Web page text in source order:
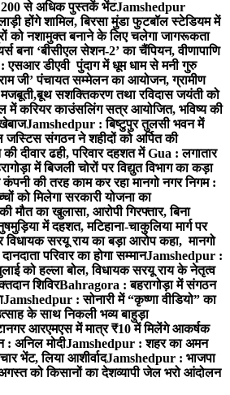
200 से अधिक पुस्तकें भेंटJamshedpur
होंगे शामिल, बिरसा मुंडा फुटबॉल स्टेडियम में
को नशामुक्त बनाने के लिए चलेगा जागरूकता
बना ‘बीसीएल सेशन-2’ का चैंपियन, वीणापाणि
एसआर डीएवी पुंदाग में धूम धाम से मनी गुरु
जी’ पंचायत सम्मेलन का आयोजन, ग्रामीण
सशक्तिकरण तथा रविदास जयंती को
में करियर काउंसलिंग सत्र आयोजित, भविष्य की
Jamshedpur : बिष्टुपुर तुलसी भवन में
संगठन ने शहीदों को अर्पित की
दीवार ढही, परिवार दहशत मेंGua : लगातार
में बिजली चोरों पर विद्युत विभाग का कड़ा
की तरह काम कर रहा मानगो नगर निगम :
को मिलेगा सरकारी योजना का
का खुलासा, आरोपी गिरफ्तार, बिना
में दहशत, मटिहाना-चाकुलिया मार्ग पर
सरयू राय का बड़ा आरोप कहा, मानगो
परिवार का होगा सम्मानJamshedpur :
को हल्ला बोल, विधायक सरयू राय के नेतृत्व
शिविरBahragora : बहरागोड़ा में संगठन
Jamshedpur : सोनारी में “कृष्णा वीडियो” का
के साथ निकली भव्य बाहुड़ा
आरएमएस में मात्र ₹10 में मिलेंगे आकर्षक
: अनिल मोदीJamshedpur : शहर का अमन
भेंट, लिया आशीर्वादJamshedpur : भाजपा
को किसानों का देशव्यापी जेल भरो आंदोलन